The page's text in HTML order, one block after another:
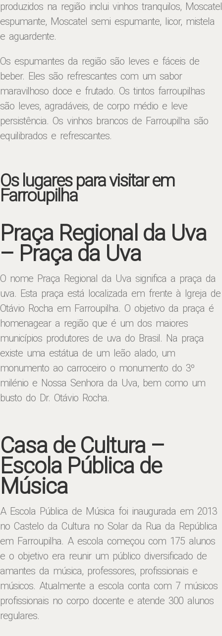
produzidos na região inclui vinhos tranquilos, Moscatel
espumante, Moscatel semi espumante, licor, mistela
e aguardente.
Os espumantes da região são leves e fáceis de
beber. Eles são refrescantes com um sabor
maravilhoso doce e frutado. Os tintos farroupilhas
são leves, agradáveis, de corpo médio e leve
persistência. Os vinhos brancos de Farroupilha são
equilibrados e refrescantes.
Os lugares para visitar em
Farroupilha
Praça Regional da Uva
– Praça da Uva
O nome Praça Regional da Uva significa a praça da
uva. Esta praça está localizada em frente à Igreja de
Otávio Rocha em Farroupilha. O objetivo da praça é
homenagear a região que é um dos maiores
municípios produtores de uva do Brasil. Na praça
existe uma estátua de um leão alado, um
monumento ao carroceiro o monumento do 3º
milénio e Nossa Senhora da Uva, bem como um
busto do Dr. Otávio Rocha.
Casa de Cultura –
Escola Pública de
Música
A Escola Pública de Música foi inaugurada em 2013
no Castelo da Cultura no Solar da Rua da República
em Farroupilha. A escola começou com 175 alunos
e o objetivo era reunir um público diversificado de
amantes da música, professores, profissionais e
músicos. Atualmente a escola conta com 7 músicos
profissionais no corpo docente e atende 300 alunos
regulares.